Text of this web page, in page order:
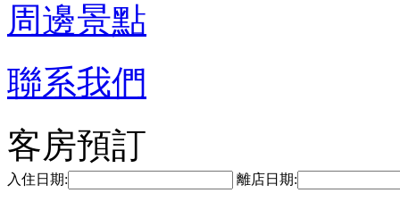
周邊景點
聯系我們
客房預訂
入住日期: 離店日期: